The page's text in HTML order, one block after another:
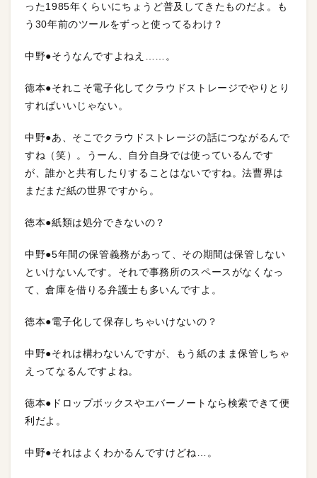
った1985年くらいにちょうど普及してきたものだよ。も
う30年前のツールをずっと使ってるわけ？
中野●そうなんですよねえ……。
徳本●それこそ電子化してクラウドストレージでやりとり
すればいいじゃない。
中野●あ、そこでクラウドストレージの話につながるんで
すね（笑）。うーん、自分自身では使っているんです
が、誰かと共有したりすることはないですね。法曹界は
まだまだ紙の世界ですから。
徳本●紙類は処分できないの？
中野●5年間の保管義務があって、その期間は保管しない
といけないんです。それで事務所のスペースがなくなっ
て、倉庫を借りる弁護士も多いんですよ。
徳本●電子化して保存しちゃいけないの？
中野●それは構わないんですが、もう紙のまま保管しちゃ
えってなるんですよね。
徳本●ドロップボックスやエバーノートなら検索できて便
利だよ。
中野●それはよくわかるんですけどね…。